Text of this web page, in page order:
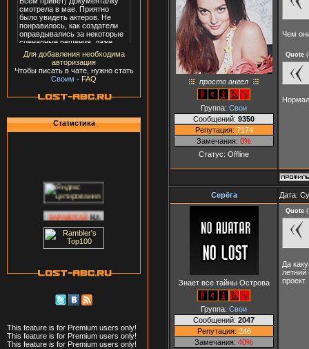
Для добавления необходима
авторизация
Чтобы писать в чате, нужно стать
Своим - FAQ
Статистика
This feature is for Premium users only!
This feature is for Premium users only!
This feature is for Premium users only!
просто ангел
Группа: Свои
Сообщений: 9350
Репутация: 7174
Замечания: 0%
Статус: Offline
Чем
Quote (
Серёга Дата:
Знает все тайны Острова
Группа: Свои
Сообщений: 2047
Репутация: 246
Замечания: 40%
Quote (
Да